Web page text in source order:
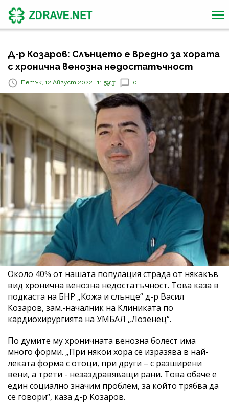
Д-р Козаров: Слънцето е вредно за хората
с хронична венозна недостатъчност
Петък, 12 Август 2022 | 11:59:31 0
Около 40% от нашата популация страда от някакъв
вид хронична венозна недостатъчност. Това каза в
подкаста на БНР „Кожа и слънце“ д-р Васил
Козаров, зам.-началник на Клиниката по
кардиохирургията на УМБАЛ „Лозенец“.
По думите му хроничната венозна болест има
много форми. „При някои хора се изразява в най-
леката форма с отоци, при други – с разширени
вени, а трети - незаздравяващи рани. Това обаче е
един социално значим проблем, за който трябва да
се говори“, каза д-р Козаров.